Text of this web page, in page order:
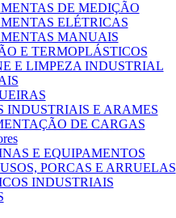
DE MEDIÇÃO
ELÉTRICAS
MANUAIS
E TERMOPLÁSTICOS
E LIMPEZA INDUSTRIAL
INDUSTRIAIS E ARAMES
DE CARGAS
E EQUIPAMENTOS
PORCAS E ARRUELAS
INDUSTRIAIS